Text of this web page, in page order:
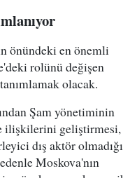
önündeki en önemli
rolünü değişen
olacak.
Şam yönetiminin
ilişkilerini geliştirmesi,
dış aktör olmadığı
Moskova'nın